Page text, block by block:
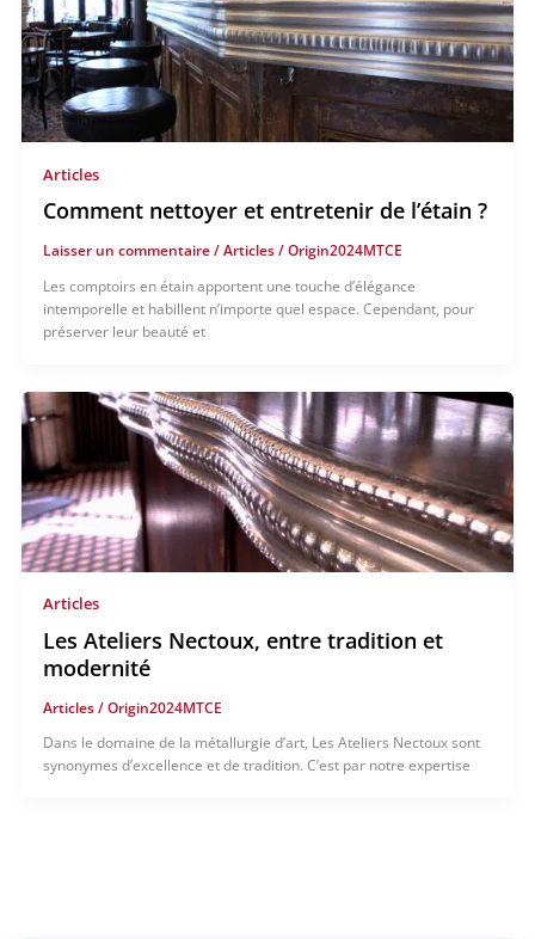
Articles
Comment nettoyer et entretenir de l’étain ?
Laisser un commentaire/Articles/Origin2024MTCE
Les comptoirs en étain apportent une touche d’élégance
intemporelle et habillent n’importe quel espace. Cependant, pour
préserver leur beauté et
Articles
Les Ateliers Nectoux, entre tradition et
modernité
Articles/Origin2024MTCE
Dans le domaine de la métallurgie d’art, Les Ateliers Nectoux sont
synonymes d’excellence et de tradition. C’est par notre expertise